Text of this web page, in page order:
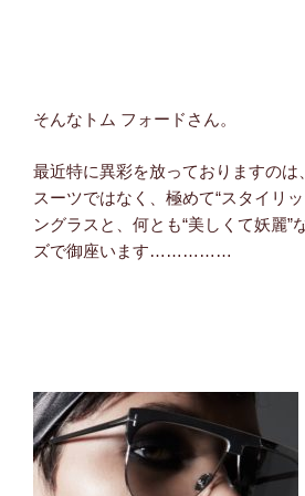
そんなトム フォードさん。
最近特に異彩を放っておりますのは
スーツではなく、極めて“スタイリ
ングラスと、何とも“美しくて妖麗”
ズで御座います……………